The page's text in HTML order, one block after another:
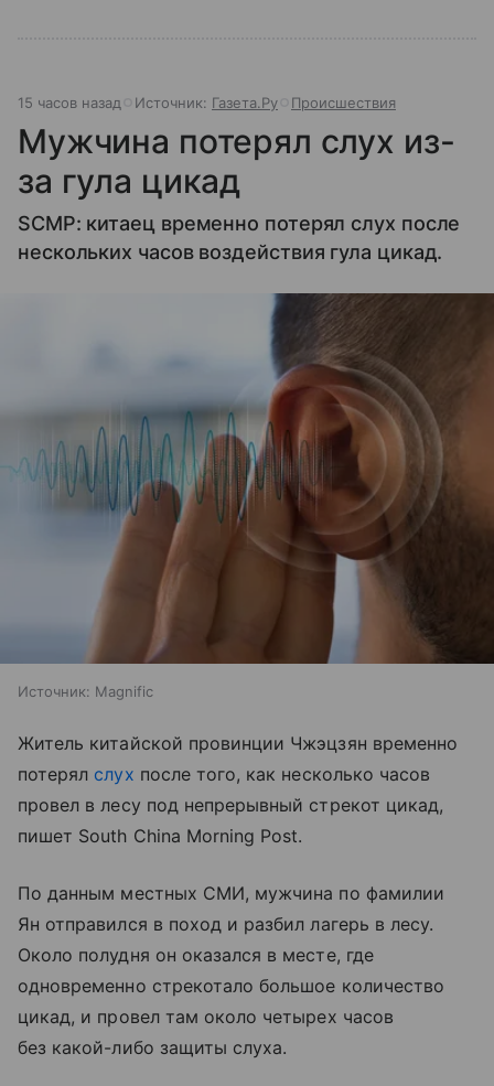
15 часов назад Источник: Газета.Ру Происшествия
Мужчина потерял слух из-
за гула цикад
SCMP: китаец временно потерял слух после
нескольких часов воздействия гула цикад.
Источник: Magnific
Житель китайской провинции Чжэцзян временно
потерял слух после того, как несколько часов
провел в лесу под непрерывный стрекот цикад,
пишет South China Morning Post.
По данным местных СМИ, мужчина по фамилии
Ян отправился в поход и разбил лагерь в лесу.
Около полудня он оказался в месте, где
одновременно стрекотало большое количество
цикад, и провел там около четырех часов
без какой-либо защиты слуха.